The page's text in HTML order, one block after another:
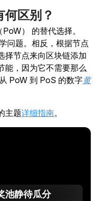
区别？
） 的替代选择。
问题。相反，根据节点
择节点来向区块链添加
能，因为它不需要那么
PoW 到 PoS 的数字黄
主题详细指南。
池静待瓜分